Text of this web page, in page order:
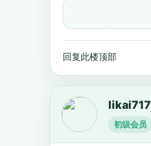
回复此楼顶部
likai717
初级会员